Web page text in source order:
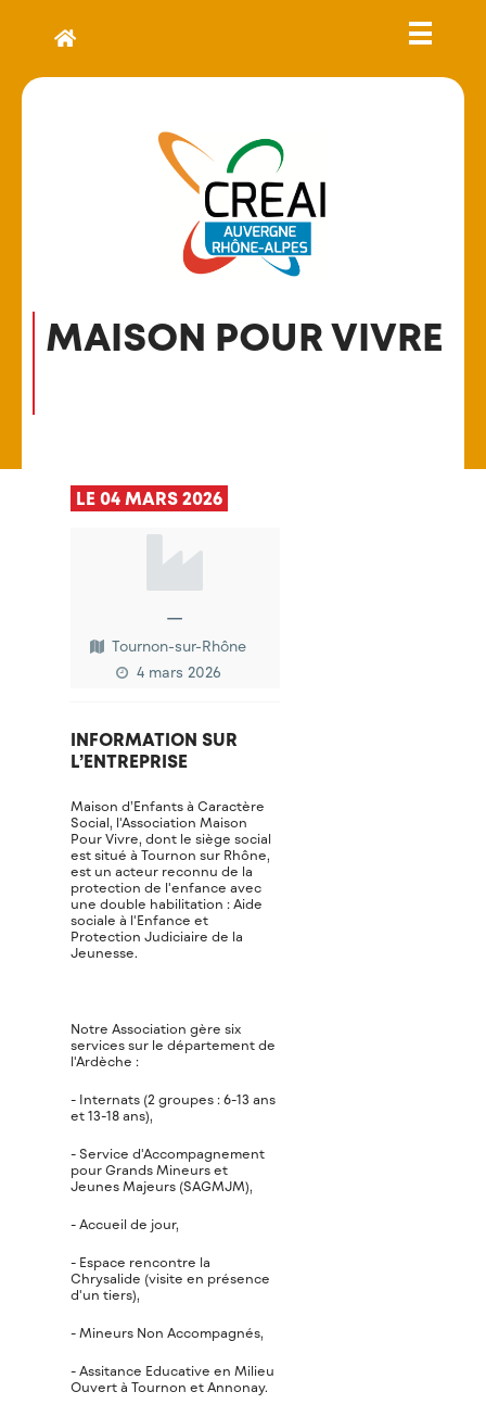
MAISON POUR VIVRE
LE 04 MARS 2026
—
Tournon-sur-Rhône
4 mars 2026
INFORMATION SUR
L’ENTREPRISE
Maison d’Enfants à Caractère
Social, l'Association Maison
Pour Vivre, dont le siège social
est situé à Tournon sur Rhône,
est un acteur reconnu de la
protection de l'enfance avec
une double habilitation : Aide
sociale à l'Enfance et
Protection Judiciaire de la
Jeunesse.
Notre Association gère six
services sur le département de
l'Ardèche :
- Internats (2 groupes : 6-13 ans
et 13-18 ans),
- Service d'Accompagnement
pour Grands Mineurs et
Jeunes Majeurs (SAGMJM),
- Accueil de jour,
- Espace rencontre la
Chrysalide (visite en présence
d'un tiers),
- Mineurs Non Accompagnés,
- Assitance Educative en Milieu
Ouvert à Tournon et Annonay.